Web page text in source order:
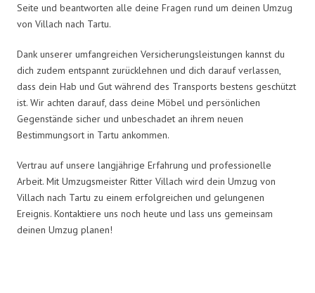
Seite und beantworten alle deine Fragen rund um deinen Umzug
von Villach nach Tartu.
Dank unserer umfangreichen Versicherungsleistungen kannst du
dich zudem entspannt zurücklehnen und dich darauf verlassen,
dass dein Hab und Gut während des Transports bestens geschützt
ist. Wir achten darauf, dass deine Möbel und persönlichen
Gegenstände sicher und unbeschadet an ihrem neuen
Bestimmungsort in Tartu ankommen.
Vertrau auf unsere langjährige Erfahrung und professionelle
Arbeit. Mit Umzugsmeister Ritter Villach wird dein Umzug von
Villach nach Tartu zu einem erfolgreichen und gelungenen
Ereignis. Kontaktiere uns noch heute und lass uns gemeinsam
deinen Umzug planen!